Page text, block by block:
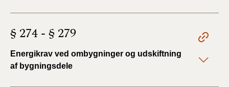
§ 274 - § 279
Energikrav ved ombygninger og udskiftning
af bygningsdele